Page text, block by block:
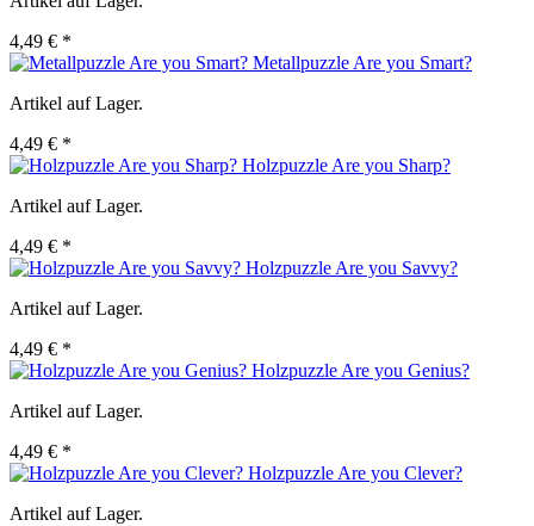
4,49 € *
Metallpuzzle Are you Smart?
Artikel auf Lager.
4,49 € *
Holzpuzzle Are you Sharp?
Artikel auf Lager.
4,49 € *
Holzpuzzle Are you Savvy?
Artikel auf Lager.
4,49 € *
Holzpuzzle Are you Genius?
Artikel auf Lager.
4,49 € *
Holzpuzzle Are you Clever?
Artikel auf Lager.